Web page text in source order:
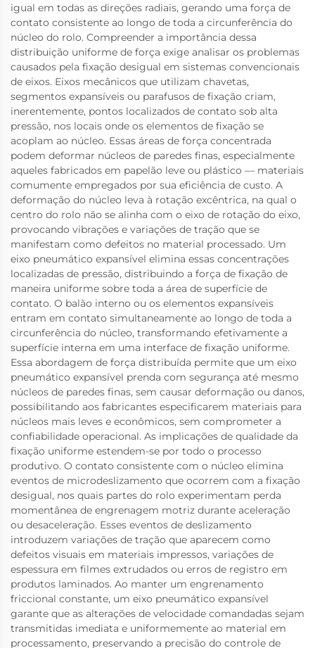
igual em todas as direções radiais, gerando uma força de
contato consistente ao longo de toda a circunferência do
núcleo do rolo. Compreender a importância dessa
distribuição uniforme de força exige analisar os problemas
causados pela fixação desigual em sistemas convencionais
de eixos. Eixos mecânicos que utilizam chavetas,
segmentos expansíveis ou parafusos de fixação criam,
inerentemente, pontos localizados de contato sob alta
pressão, nos locais onde os elementos de fixação se
acoplam ao núcleo. Essas áreas de força concentrada
podem deformar núcleos de paredes finas, especialmente
aqueles fabricados em papelão leve ou plástico — materiais
comumente empregados por sua eficiência de custo. A
deformação do núcleo leva à rotação excêntrica, na qual o
centro do rolo não se alinha com o eixo de rotação do eixo,
provocando vibrações e variações de tração que se
manifestam como defeitos no material processado. Um
eixo pneumático expansível elimina essas concentrações
localizadas de pressão, distribuindo a força de fixação de
maneira uniforme sobre toda a área de superfície de
contato. O balão interno ou os elementos expansíveis
entram em contato simultaneamente ao longo de toda a
circunferência do núcleo, transformando efetivamente a
superfície interna em uma interface de fixação uniforme.
Essa abordagem de força distribuída permite que um eixo
pneumático expansível prenda com segurança até mesmo
núcleos de paredes finas, sem causar deformação ou danos,
possibilitando aos fabricantes especificarem materiais para
núcleos mais leves e econômicos, sem comprometer a
confiabilidade operacional. As implicações de qualidade da
fixação uniforme estendem-se por todo o processo
produtivo. O contato consistente com o núcleo elimina
eventos de microdeslizamento que ocorrem com a fixação
desigual, nos quais partes do rolo experimentam perda
momentânea de engrenagem motriz durante aceleração
ou desaceleração. Esses eventos de deslizamento
introduzem variações de tração que aparecem como
defeitos visuais em materiais impressos, variações de
espessura em filmes extrudados ou erros de registro em
produtos laminados. Ao manter um engrenamento
friccional constante, um eixo pneumático expansível
garante que as alterações de velocidade comandadas sejam
transmitidas imediata e uniformemente ao material em
processamento, preservando a precisão do controle de